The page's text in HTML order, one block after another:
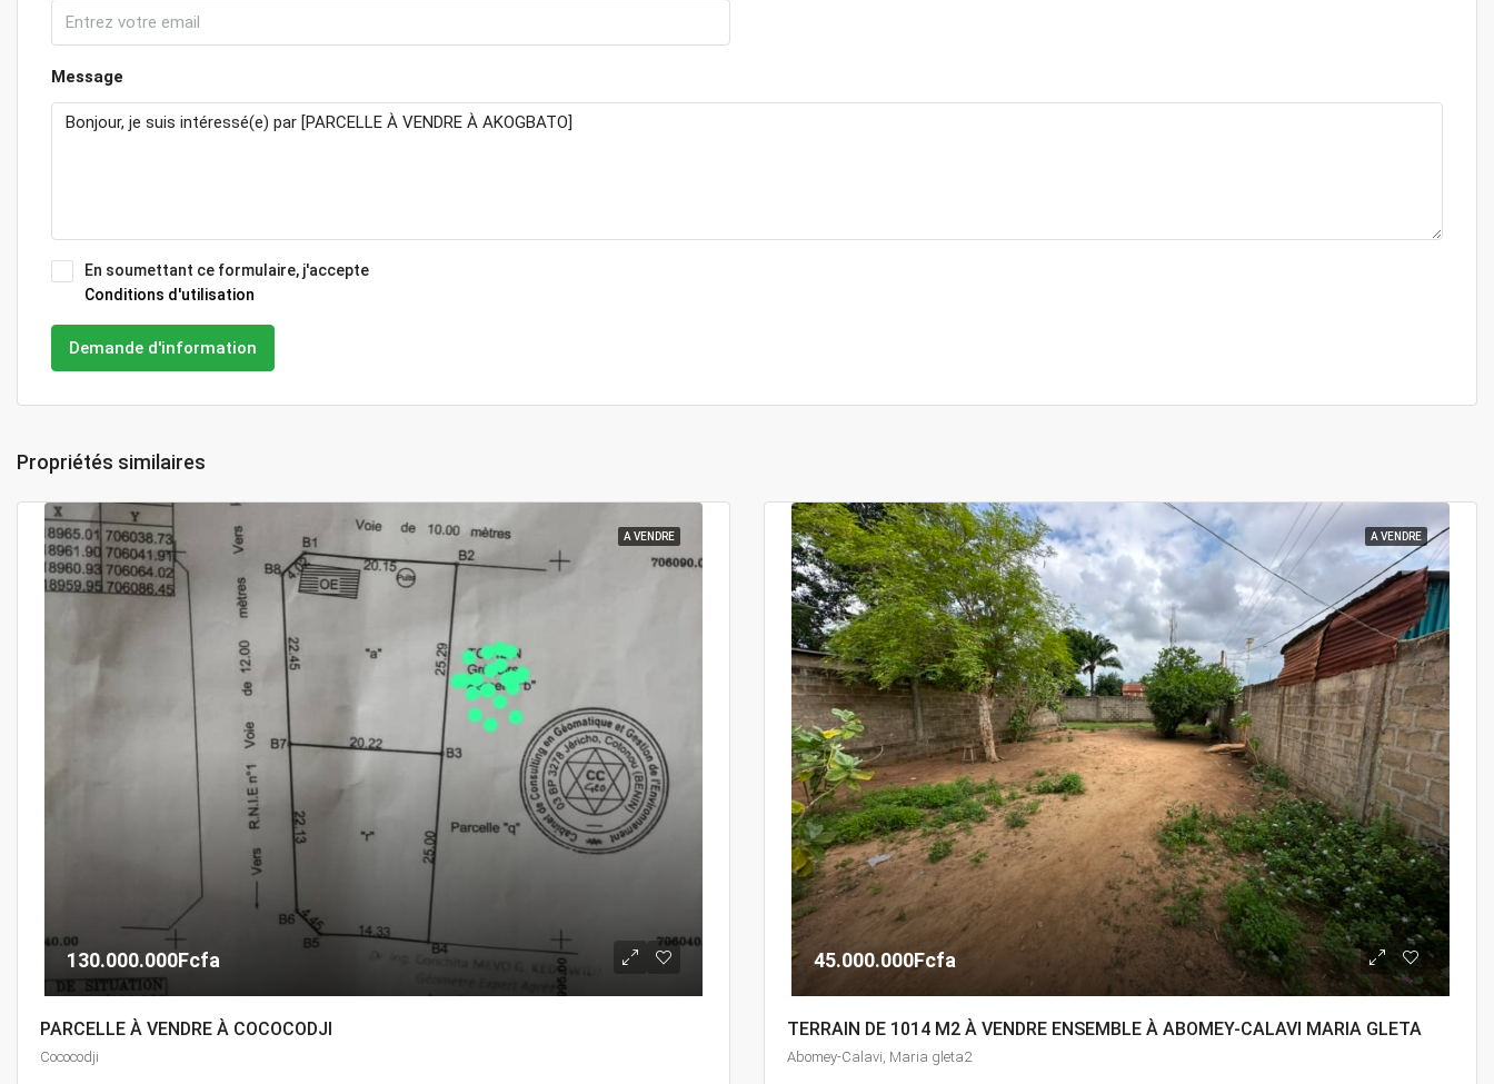
Message
En soumettant ce formulaire, j'accepte
Conditions d'utilisation
Demande d'information
Propriétés similaires
A VENDRE
130.000.000Fcfa
PARCELLE À VENDRE À COCOCODJI
Cococodji
A VENDRE
45.000.000Fcfa
TERRAIN DE 1014 M2 À VENDRE ENSEMBLE À ABOMEY-CALAVI MARIA GLETA
Abomey-Calavi, Maria gleta2